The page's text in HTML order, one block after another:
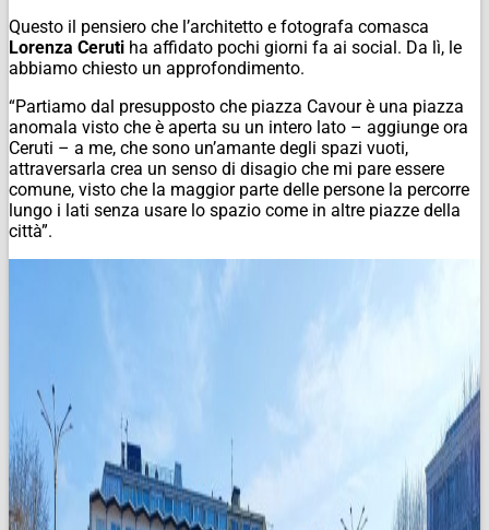
Questo il pensiero che l’architetto e fotografa comasca
Lorenza Ceruti ha affidato pochi giorni fa ai social. Da lì, le
abbiamo chiesto un approfondimento.
“Partiamo dal presupposto che piazza Cavour è una piazza
anomala visto che è aperta su un intero lato – aggiunge ora
Ceruti – a me, che sono un’amante degli spazi vuoti,
attraversarla crea un senso di disagio che mi pare essere
comune, visto che la maggior parte delle persone la percorre
lungo i lati senza usare lo spazio come in altre piazze della
città”.